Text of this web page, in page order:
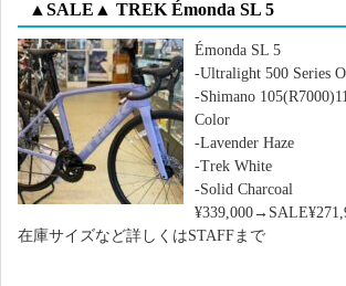
▲SALE▲ TREK Émonda SL 5
Émonda SL 5
-Ultralight 500 Series
-Shimano
Color
-Lavender Haze
-Trek White
-Solid Charcoal
在庫サイズなど詳しくはSTAFFまで